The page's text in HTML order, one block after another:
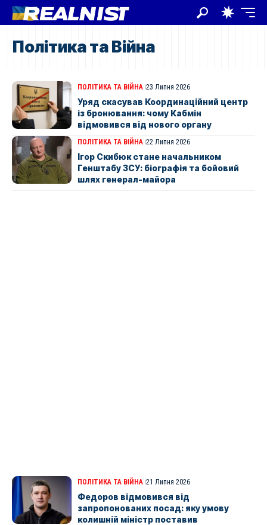
Політика та Війна
ПОЛІТИКА ТА ВІЙНА 23 Липня 2026
Уряд скасував Координаційний центр
із бронювання: чому Кабмін
відмовився від нового органу
ПОЛІТИКА ТА ВІЙНА 22 Липня 2026
Ігор Скибюк стане начальником
Генштабу ЗСУ: біографія та бойовий
шлях генерал-майора
ПОЛІТИКА ТА ВІЙНА 21 Липня 2026
Федоров відмовився від
запропонованих посад: яку умову
колишній міністр поставив